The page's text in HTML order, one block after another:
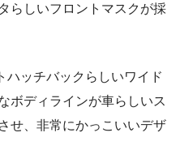
らしいフロントマスクが採
ハッチバックらしいワイド
ボディラインが車らしいス
せ、非常にかっこいいデザ